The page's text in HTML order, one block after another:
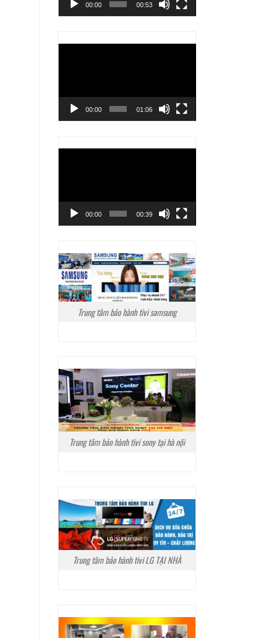
00:00 00:53
00:00 01:06
00:00 00:39
Trung tâm bảo hành tivi samsung
Trung tâm bảo hành tivi sony tại hà nội
Trung tâm bảo hành tivi LG TẠI NHÀ